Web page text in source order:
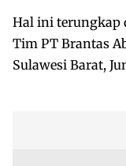
Hal ini terungkap
Tim PT Brantas
Sulawesi Barat,